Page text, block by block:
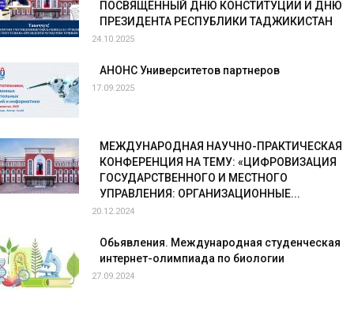
ПОСВЯЩЁННЫЙ ДНЮ КОНСТИТУЦИИ И ДНЮ
ПРЕЗИДЕНТА РЕСПУБЛИКИ ТАДЖИКИСТАН
24.10.2025
АНОНС Университетов партнеров
17.09.2025
МЕЖДУНАРОДНАЯ НАУЧНО-ПРАКТИЧЕСКАЯ
КОНФЕРЕНЦИЯ НА ТЕМУ: «ЦИФРОВИЗАЦИЯ
ГОСУДАРСТВЕННОГО И МЕСТНОГО
УПРАВЛЕНИЯ: ОРГАНИЗАЦИОННЫЕ...
20.12.2024
Обьявления. Международная студенческая
интернет-олимпиада по биологии
27.09.2024